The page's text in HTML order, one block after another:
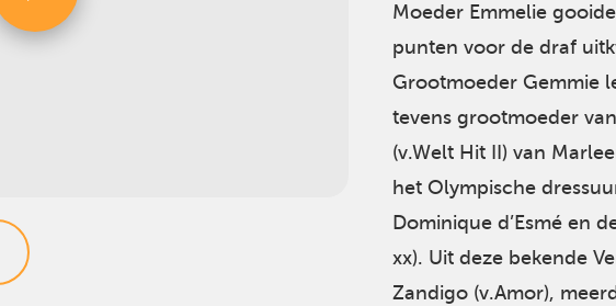
Moeder Emmelie
punten voor de draf
Grootmoeder Gemmie
tevens grootmoeder
(v.Welt Hit II) van
het Olympische
Dominique d’Esmé en
xx). Uit deze bekende
Zandigo (v.Amor),